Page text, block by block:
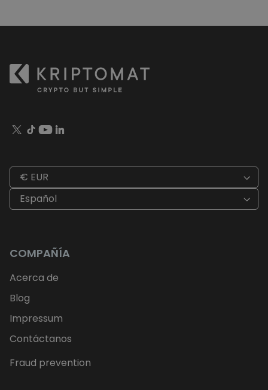
€ EUR
Español
COMPAÑÍA
Acerca de
Blog
Impressum
Contáctanos
Fraud prevention